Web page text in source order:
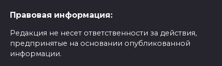
Правовая информация:
Редакция не несет ответственности за действия,
предпринятые на основании опубликованной
информации.